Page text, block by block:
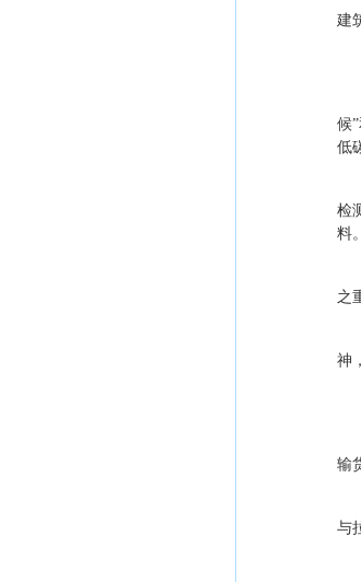
建
候”
低
检
料
之
神
输
与